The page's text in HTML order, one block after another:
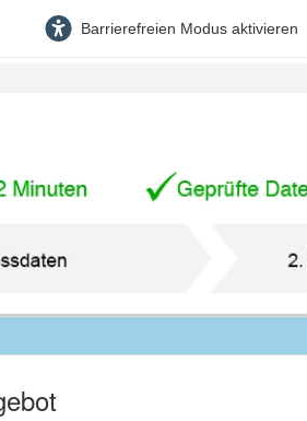
Barrierefreien Modus aktivieren